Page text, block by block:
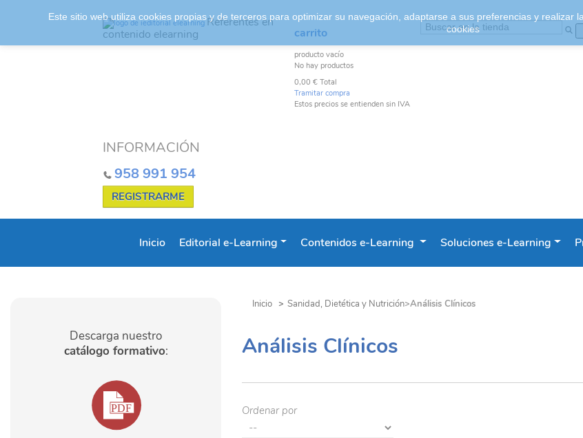
Referentes en
contenido elearning
carrito
producto vacío
No hay productos
0,00 € Total
Tramitar compra
Estos precios se entienden sin IVA
INFORMACIÓN
958 991 954
REGISTRARME
Inicio Editorial e-Learning Contenidos e-Learning Soluciones e-Learning
Descarga nuestro
catálogo formativo:
Inicio > Sanidad, Dietética y Nutrición>Análisis Clínicos
Análisis Clínicos
Ordenar por
Este sitio web utiliza cookies propias y de terceros para optimizar su navegación, adaptarse a sus preferencias y realizar
cookies